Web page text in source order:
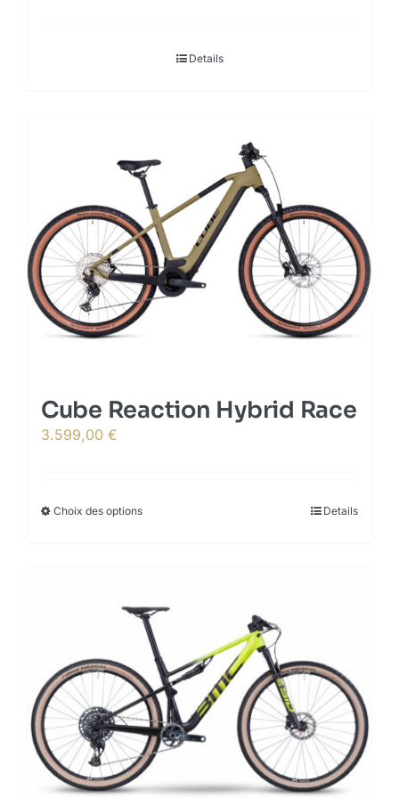
Details
Cube Reaction Hybrid Race
3.599,00 €
Choix des optionsThis
variants.
The
options
may
be
chosen
on
the
product
Details